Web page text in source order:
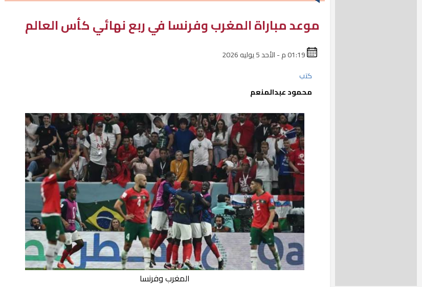
موعد مباراة المغرب وفرنسا في ربع نهائي كأس العالم
كتب
محمود عبدالمنعم
المغرب وفرنسا